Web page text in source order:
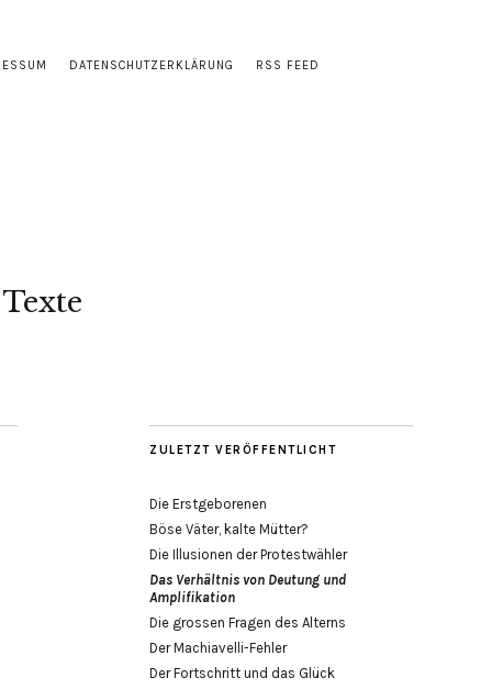
DATENSCHUTZERKLÄRUNG RSS FEED
ZULETZT VERÖFFENTLICHT
Die Erstgeborenen
Böse Väter, kalte Mütter?
Die Illusionen der Protestwähler
Das Verhältnis von Deutung und
Amplifikation
Die grossen Fragen des Alterns
Der Machiavelli-Fehler
Der Fortschritt und das Glück